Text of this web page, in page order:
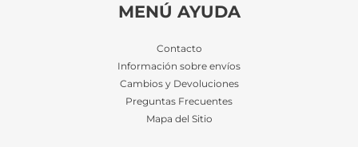
MENÚ AYUDA
Contacto
Información sobre envíos
Cambios y Devoluciones
Preguntas Frecuentes
Mapa del Sitio